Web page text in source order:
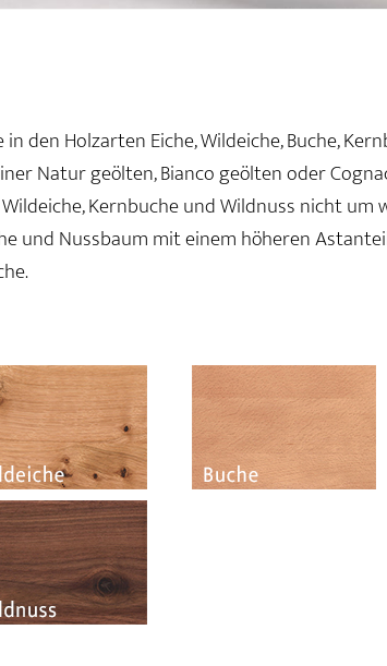
den Holzarten Eiche, Wildeiche, Buche,
Natur geölten, Bianco geölten oder
Kernbuche und Wildnuss nicht
und Nussbaum mit einem höheren